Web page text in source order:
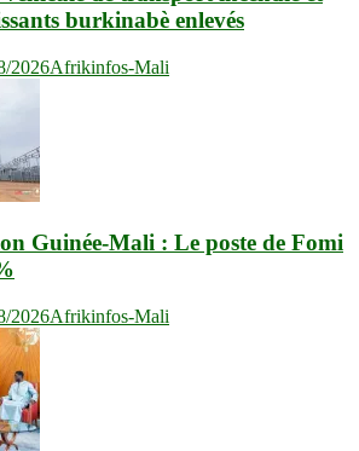
burkinabè enlevés
2026Afrikinfos-Mali
Guinée-Mali : Le poste de Fomi
2026Afrikinfos-Mali